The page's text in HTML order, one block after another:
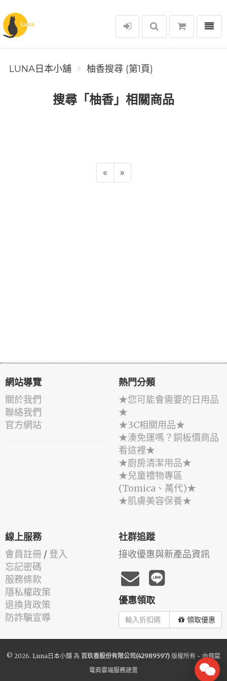
Luna日本小舖
選單
LUNA日本小舖 柚香搜尋 (第1頁)
搜尋「柚香」相關商品
« »
網站導覽
關於我們
聯絡我們
官方網站
熱門分類
★您可能會需要的日用品
★
★3C相關用品★
★湊免運嗎？銅板價商品
看這裡★
★廚房清潔用品★
★兒童禮物專區
(Tomica、萬代)★
★肌膚美容保養★
線上服務
會員註冊 / 登入
忘記密碼
服務條款
隱私權政策
退換貨政策
防詐騙宣導
社群追蹤
接收優惠與新產品資訊
優惠領取
領取優惠
© 2026. Luna日本小舖 為 百玖香股份有限公司(42989597) 版權所有 - 由飛鼠
電商雲端服務建置